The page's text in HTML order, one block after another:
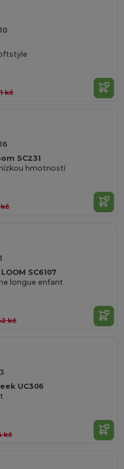
kč
SC231
hmotností
kč
SC6107
longue enfant
kč
UC306
kč